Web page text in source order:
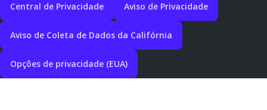
Central de Privacidade Aviso de Privacidade
Aviso de Coleta de Dados da Califórnia
Opções de privacidade (EUA)